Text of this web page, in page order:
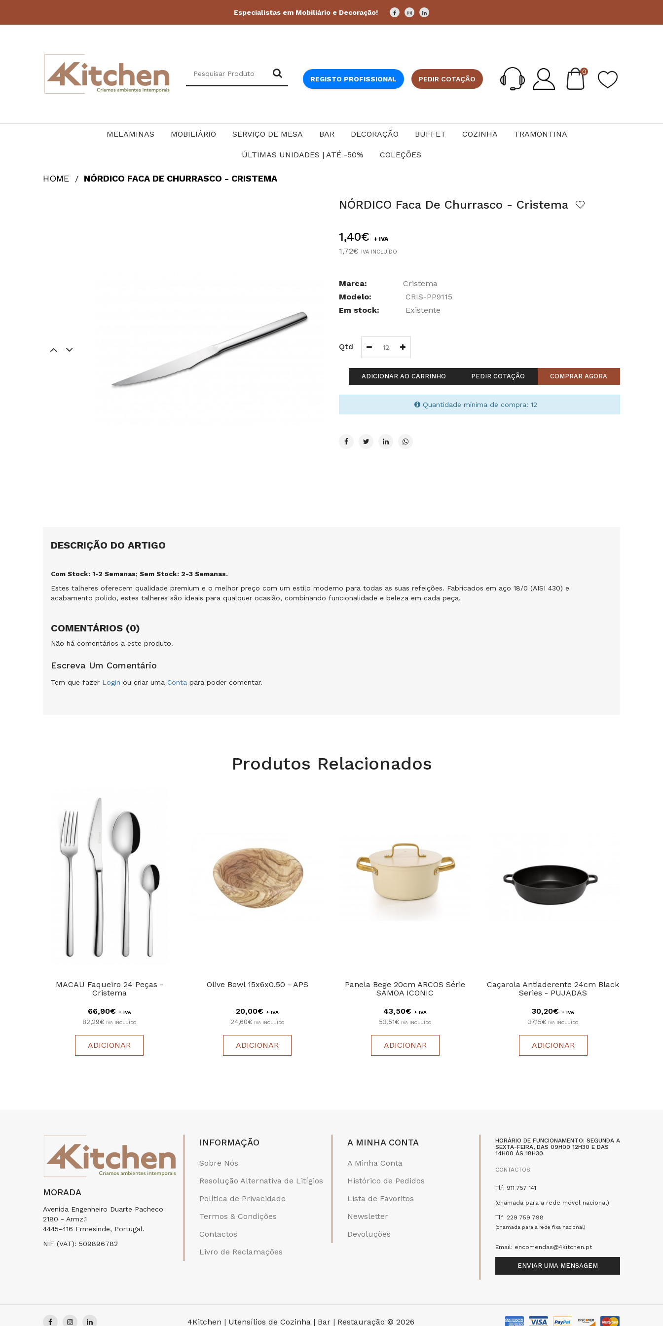
Especialistas em Mobiliário e Decoração!
REGISTO PROFISSIONAL PEDIR COTAÇÃO
0
MELAMINAS MOBILIÁRIO SERVIÇO DE MESA BAR DECORAÇÃO BUFFET COZINHA TRAMONTINA
ÚLTIMAS UNIDADES | ATÉ -50% COLEÇÕES
HOME NÓRDICO FACA DE CHURRASCO - CRISTEMA
NÓRDICO Faca De Churrasco - Cristema
1,40€ + IVA
1,72€ IVA INCLUÍDO
Marca:
Cristema
Modelo:
CRIS-PP9115
Em stock:
Existente
Qtd
ADICIONAR AO CARRINHO PEDIR COTAÇÃO COMPRAR AGORA
Quantidade mínima de compra: 12
DESCRIÇÃO DO ARTIGO
Com Stock: 1-2 Semanas; Sem Stock: 2-3 Semanas.
Estes talheres oferecem qualidade premium e o melhor preço com um estilo moderno para todas as suas refeições. Fabricados em aço 18/0 (AISI 430) e
acabamento polido, estes talheres são ideais para qualquer ocasião, combinando funcionalidade e beleza em cada peça.
COMENTÁRIOS (0)
Não há comentários a este produto.
Escreva Um Comentário
Tem que fazer Login ou criar uma Conta para poder comentar.
Produtos Relacionados
MACAU Faqueiro 24 Peças -
Cristema
66,90€ + IVA
82,29€ IVA INCLUÍDO
ADICIONAR
Olive Bowl 15x6x0.50 - APS
20,00€+ IVA
24,60€ IVA INCLUÍDO
ADICIONAR
Panela Bege 20cm ARCOS Série
SAMOA ICONIC
43,50€+ IVA
53,51€ IVA INCLUÍDO
ADICIONAR
Caçarola Antiaderente 24cm Black
Series - PUJADAS
30,20€+ IVA
37,15€ IVA INCLUÍDO
ADICIONAR
MORADA
Avenida Engenheiro Duarte Pacheco
2180 - Armz.1
4445-416 Ermesinde, Portugal.
NIF (VAT): 509896782
INFORMAÇÃO
Sobre Nós
Resolução Alternativa de Litígios
Política de Privacidade
Termos & Condições
Contactos
Livro de Reclamações
A MINHA CONTA
A Minha Conta
Histórico de Pedidos
Lista de Favoritos
Newsletter
Devoluções
HORÁRIO DE FUNCIONAMENTO: SEGUNDA A
SEXTA-FEIRA, DAS 09H00 12H30 E DAS
14H00 ÀS 18H30.
CONTACTOS
Tlf: 911 757 141
(chamada para a rede móvel nacional)
Tlf: 229 759 798
(chamada para a rede fixa nacional)
Email: encomendas@4kitchen.pt
ENVIAR UMA MENSAGEM
4Kitchen | Utensílios de Cozinha | Bar | Restauração © 2026